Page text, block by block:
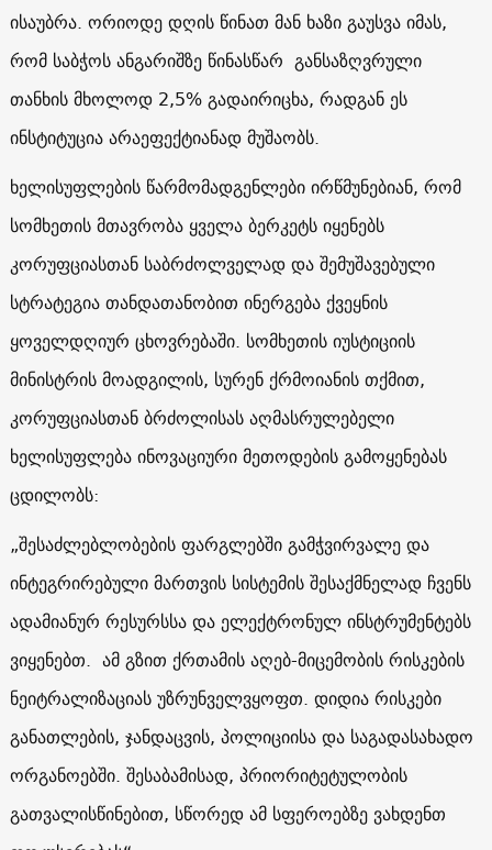
ისაუბრა. ორიოდე დღის წინათ მან ხაზი გაუსვა იმას,
რომ საბჭოს ანგარიშზე წინასწარ განსაზღვრული
თანხის მხოლოდ 2,5% გადაირიცხა, რადგან ეს
ინსტიტუცია არაეფექტიანად მუშაობს.
ხელისუფლების წარმომადგენლები ირწმუნებიან, რომ
სომხეთის მთავრობა ყველა ბერკეტს იყენებს
კორუფციასთან საბრძოლველად და შემუშავებული
სტრატეგია თანდათანობით ინერგება ქვეყნის
ყოველდღიურ ცხოვრებაში. სომხეთის იუსტიციის
მინისტრის მოადგილის, სურენ ქრმოიანის თქმით,
კორუფციასთან ბრძოლისას აღმასრულებელი
ხელისუფლება ინოვაციური მეთოდების გამოყენებას
ცდილობს:
„შესაძლებლობების ფარგლებში გამჭვირვალე და
ინტეგრირებული მართვის სისტემის შესაქმნელად ჩვენს
ადამიანურ რესურსსა და ელექტრონულ ინსტრუმენტებს
ვიყენებთ. ამ გზით ქრთამის აღებ-მიცემობის რისკების
ნეიტრალიზაციას უზრუნველვყოფთ. დიდია რისკები
განათლების, ჯანდაცვის, პოლიციისა და საგადასახადო
ორგანოებში. შესაბამისად, პრიორიტეტულობის
გათვალისწინებით, სწორედ ამ სფეროებზე ვახდენთ